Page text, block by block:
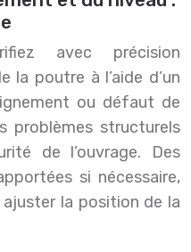
avec précision
la poutre à l’aide d’un
ou défaut de
problèmes structurels
de l’ouvrage. Des
si nécessaire,
la position de la